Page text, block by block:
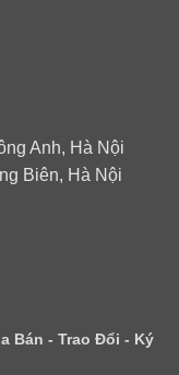
Anh, Hà Nội
Biên, Hà Nội
Bán - Trao Đổi - Ký